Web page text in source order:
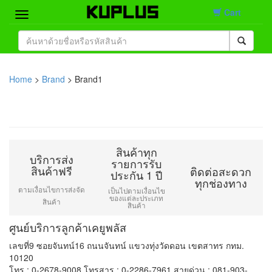
Home
Cart
Home > Brand > Brand1
บริการส่ง
สินค้าฟรี
ตามเงื่อนไขการส่งจัด
สินค้า
สินค้าทุก
รายการรับ
ประกัน 1 ปี
เป็นไปตามเงื่อนไข
ของแต่ละประเภท
สินค้า
ติดต่อสะดวก
ทุกช่องทาง
ศูนย์บริการลูกค้าเคยูพลัส
เลขที่9 ซอยจันทน์16 ถนนจันทน์ แขวงทุ่งวัดดอน เขตสาทร กทม.
10120
โทร : 0-2678-9008 โทรสาร : 0-2286-7961 สายด่วน : 081-903-